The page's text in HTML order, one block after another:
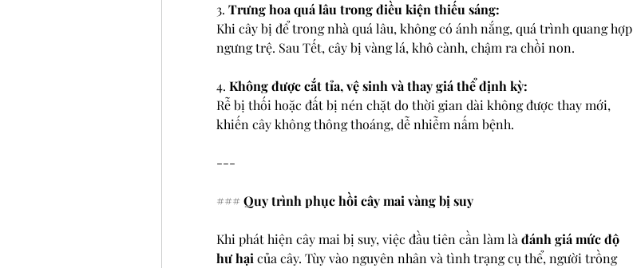
3. Trưng hoa quá lâu trong điều kiện thiếu sáng:
Khi cây bị để trong nhà quá lâu, không có ánh nắng, quá trình quang hợp
ngưng trệ. Sau Tết, cây bị vàng lá, khô cành, chậm ra chồi non.
4. Không được cắt tỉa, vệ sinh và thay giá thể định kỳ:
Rễ bị thối hoặc đất bị nén chặt do thời gian dài không được thay mới,
khiến cây không thông thoáng, dễ nhiễm nấm bệnh.
---
### Quy trình phục hồi cây mai vàng bị suy
Khi phát hiện cây mai bị suy, việc đầu tiên cần làm là đánh giá mức độ
hư hại của cây. Tùy vào nguyên nhân và tình trạng cụ thể, người trồng